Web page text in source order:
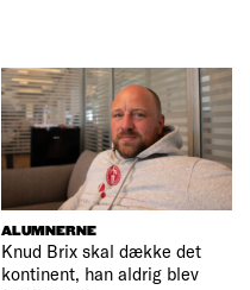
ALUMNERNE
Knud Brix skal dække det
kontinent, han aldrig blev